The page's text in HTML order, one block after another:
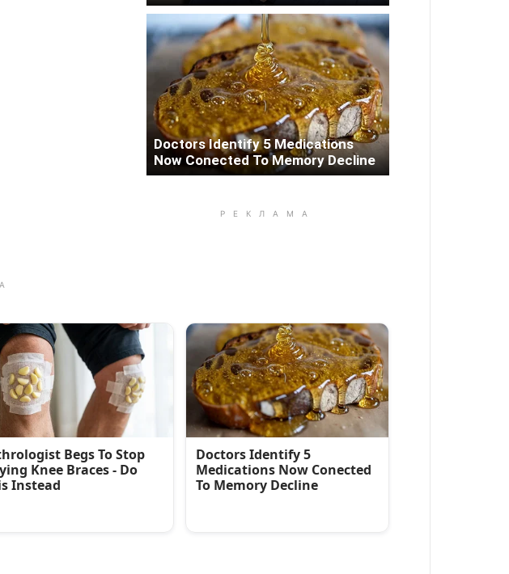
Doctors Identify 5 Medications
Now Conected To Memory Decline